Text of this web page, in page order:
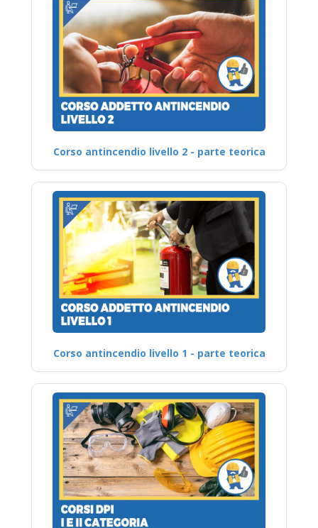
Corso antincendio livello 2 - parte teorica
Corso antincendio livello 1 - parte teorica